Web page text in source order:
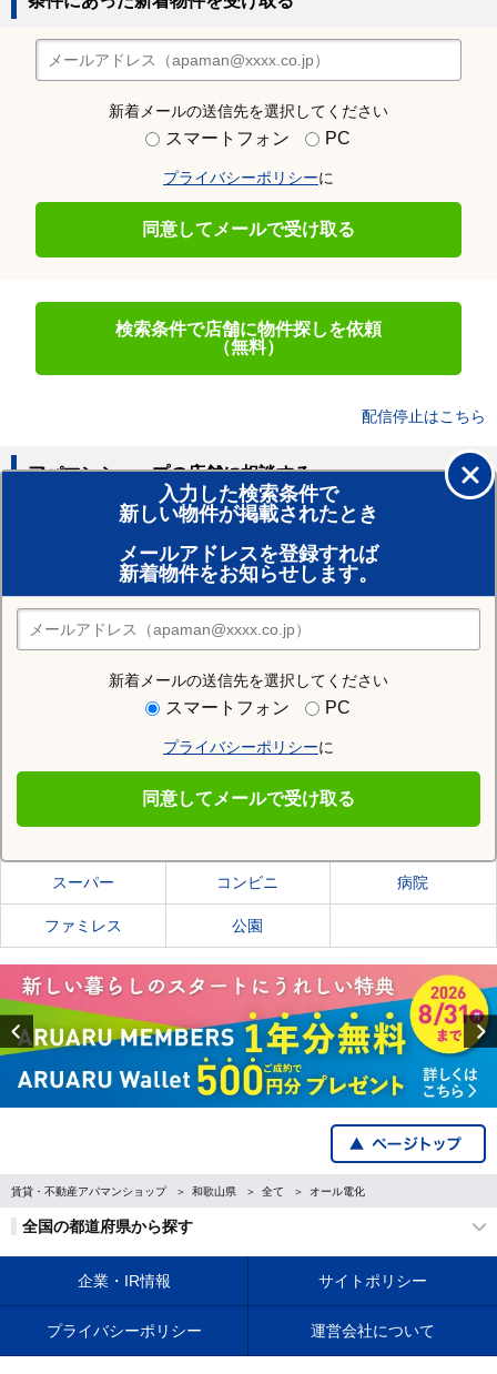
新着メールの送信先を選択してください
スマートフォン PC
プライバシーポリシーに
同意してメールで受け取る
検索条件で店舗に物件探しを依頼
（無料）
配信停止はこちら
入力した検索条件で
新しい物件が掲載されたとき
メールアドレスを登録すれば
新着物件をお知らせします。
新着メールの送信先を選択してください
スマートフォン PC
プライバシーポリシーに
同意してメールで受け取る
アパマンショップの店舗に相談する
賃貸のプロがお部屋探し！
おまかせ物件リクエスト
住みたい街の店舗を探す
店舗検索
住む街研究所で田辺市の情報を見る
田辺市の施設一覧
スーパー コンビニ 病院
ファミレス 公園
Previous
賃貸・不動産アパマンショップ 和歌山県 全て オール電化
全国の都道府県から探す
企業・IR情報 サイトポリシー
プライバシーポリシー 運営会社について